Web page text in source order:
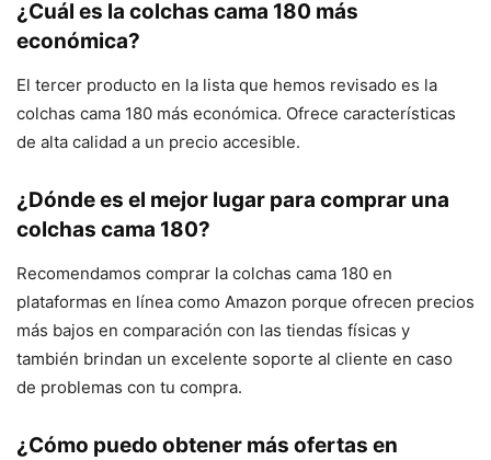
¿Cuál es la colchas cama 180 más
económica?
El tercer producto en la lista que hemos revisado es la
colchas cama 180 más económica. Ofrece características
de alta calidad a un precio accesible.
¿Dónde es el mejor lugar para comprar una
colchas cama 180?
Recomendamos comprar la colchas cama 180 en
plataformas en línea como Amazon porque ofrecen precios
más bajos en comparación con las tiendas físicas y
también brindan un excelente soporte al cliente en caso
de problemas con tu compra.
¿Cómo puedo obtener más ofertas en